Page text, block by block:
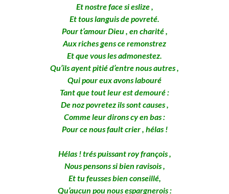
Et nostre face si eslize ,
Et tous languis de povreté.
Pour t’amour Dieu , en charité ,
Aux riches gens ce remonstrez
Et que vous les admonestez.
Qu’ils ayent pitié d’entre nous autres ,
Qui pour eux avons labouré
Tant que tout leur est demouré :
De noz povretez ils sont causes ,
Comme leur dirons cy en bas :
Pour ce nous fault crier , hélas !
Hélas ! trés puissant roy françois ,
Nous pensons si bien ravisois ,
Et tu feusses bien conseillé,
Qu’aucun pou nous espargnerois :